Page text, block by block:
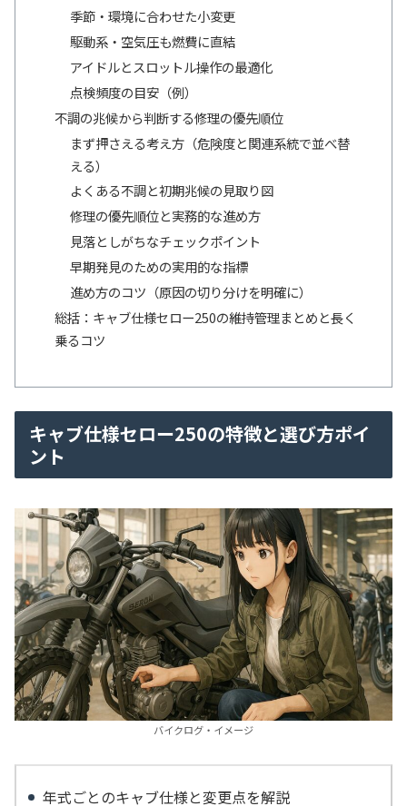
季節・環境に合わせた小変更
駆動系・空気圧も燃費に直結
アイドルとスロットル操作の最適化
点検頻度の目安（例）
不調の兆候から判断する修理の優先順位
まず押さえる考え方（危険度と関連系統で並べ替
える）
よくある不調と初期兆候の見取り図
修理の優先順位と実務的な進め方
見落としがちなチェックポイント
早期発見のための実用的な指標
進め方のコツ（原因の切り分けを明確に）
総括：キャブ仕様セロー250の維持管理まとめと長く
乗るコツ
キャブ仕様セロー250の特徴と選び方ポイ
ント
バイクログ・イメージ
年式ごとのキャブ仕様と変更点を解説